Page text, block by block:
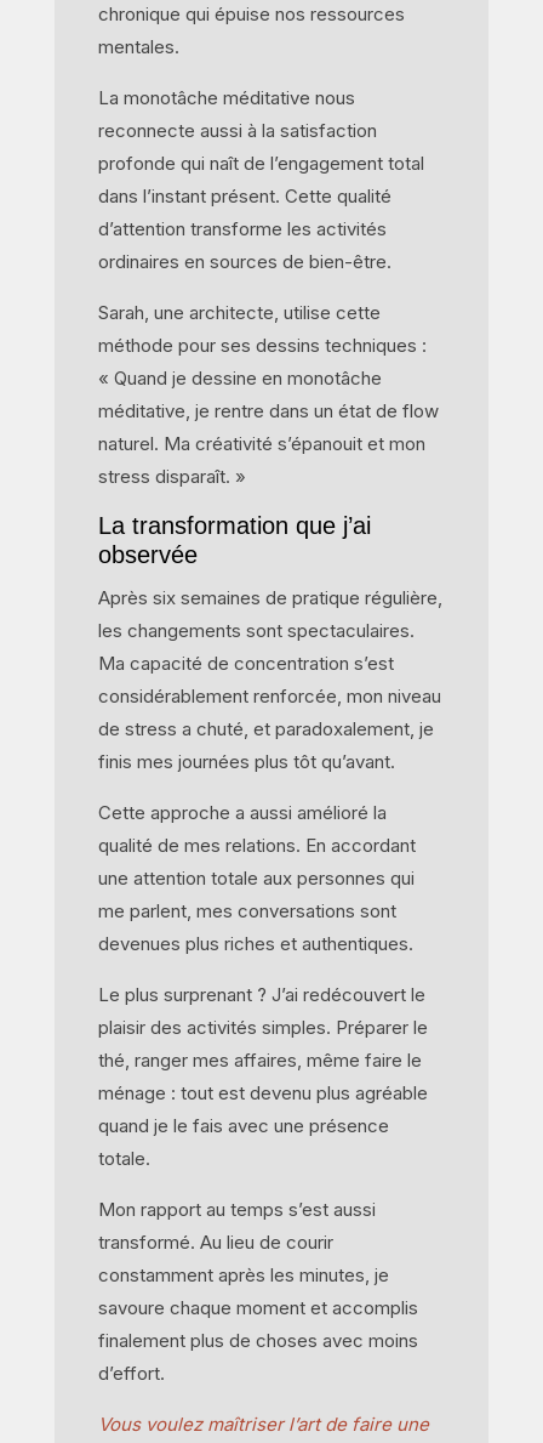
chronique qui épuise nos ressources
mentales.
La monotâche méditative nous
reconnecte aussi à la satisfaction
profonde qui naît de l’engagement total
dans l’instant présent. Cette qualité
d’attention transforme les activités
ordinaires en sources de bien-être.
Sarah, une architecte, utilise cette
méthode pour ses dessins techniques :
« Quand je dessine en monotâche
méditative, je rentre dans un état de flow
naturel. Ma créativité s’épanouit et mon
stress disparaît. »
La transformation que j’ai
observée
Après six semaines de pratique régulière,
les changements sont spectaculaires.
Ma capacité de concentration s’est
considérablement renforcée, mon niveau
de stress a chuté, et paradoxalement, je
finis mes journées plus tôt qu’avant.
Cette approche a aussi amélioré la
qualité de mes relations. En accordant
une attention totale aux personnes qui
me parlent, mes conversations sont
devenues plus riches et authentiques.
Le plus surprenant ? J’ai redécouvert le
plaisir des activités simples. Préparer le
thé, ranger mes affaires, même faire le
ménage : tout est devenu plus agréable
quand je le fais avec une présence
totale.
Mon rapport au temps s’est aussi
transformé. Au lieu de courir
constamment après les minutes, je
savoure chaque moment et accomplis
finalement plus de choses avec moins
d’effort.
Vous voulez maîtriser l’art de faire une